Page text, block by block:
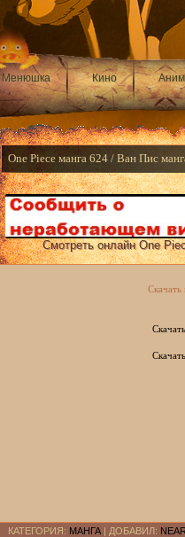
Менюшка Кино
One Piece манга 624 / Ван Пис
Смотреть онлайн One
Скачать
КАТЕГОРИЯ: МАНГА | ДОБАВИЛ: